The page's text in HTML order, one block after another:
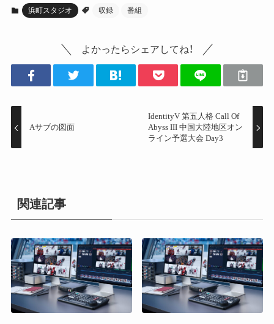
浜町スタジオ 収録 番組
よかったらシェアしてね！
Aサブの図面
IdentityV 第五人格 Call Of
Abyss III 中国大陸地区オン
ライン予選大会 Day3
関連記事